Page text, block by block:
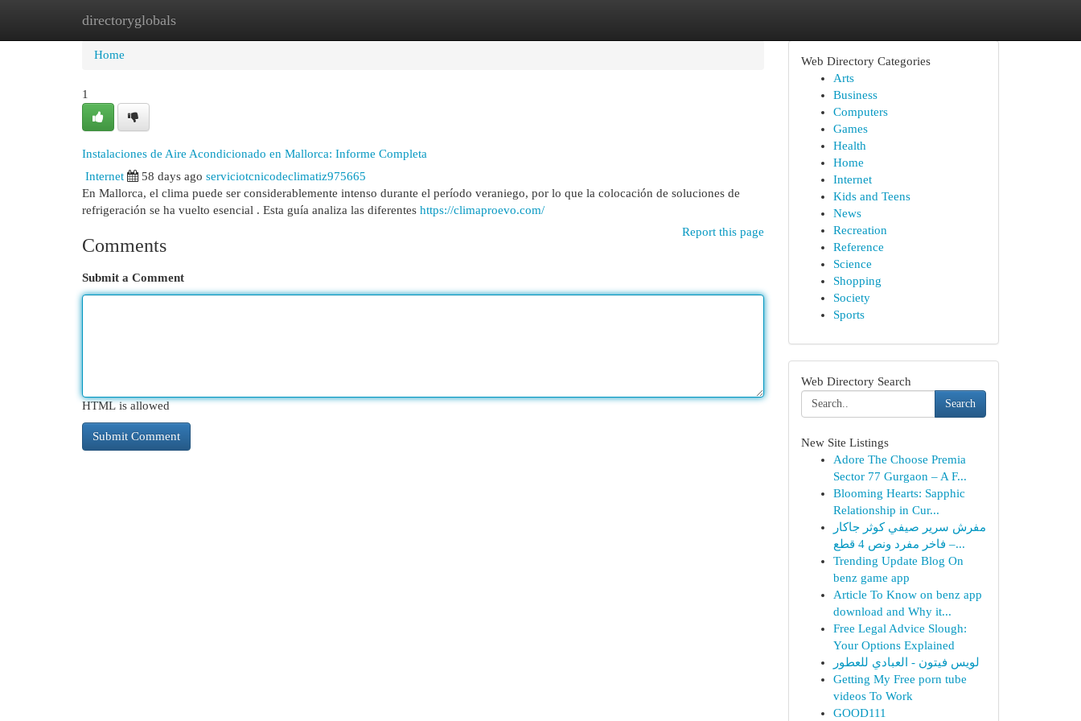
directoryglobals
Home New Site Listings
Home
1
Instalaciones de Aire Acondicionado en Mallorca: Informe Completa
Internet
58 days ago serviciotcnicodeclimatiz975665
En Mallorca, el clima puede ser considerablemente intenso durante el período veraniego, por lo que la colocación de soluciones de
refrigeración se ha vuelto esencial . Esta guía analiza las diferentes https://climaproevo.com/
Report this page
Comments
Submit a Comment
HTML is allowed
Web Directory Categories
Arts
Business
Computers
Games
Health
Home
Internet
Kids and Teens
News
Recreation
Reference
Science
Shopping
Society
Sports
Web Directory Search
Search
New Site Listings
Adore The Choose Premia
Sector 77 Gurgaon – A F...
Blooming Hearts: Sapphic
Relationship in Cur...
مفرش سرير صيفي كوثر جاكار
فاخر مفرد ونص 4 قطع –...
Trending Update Blog On
benz game app
Article To Know on benz app
download and Why it...
Free Legal Advice Slough:
Your Options Explained
لويس فيتون - العبادي للعطور
Getting My Free porn tube
videos To Work
GOOD111